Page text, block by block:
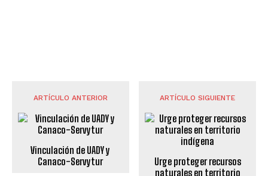
ARTÍCULO ANTERIOR
Vinculación de UADY y
Canaco-Servytur
ARTÍCULO SIGUIENTE
Urge proteger recursos
naturales en territorio